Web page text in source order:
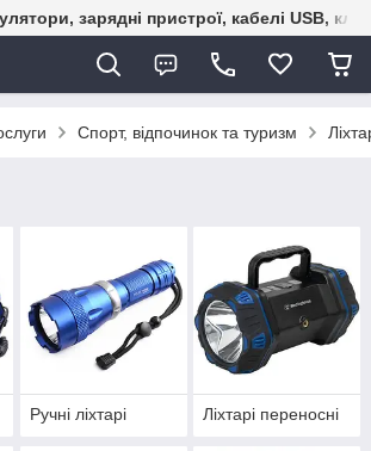
зарядні пристрої, кабелі USB,
Спорт, відпочинок та туризм
Ручні ліхтарі Ліхтарі переносні